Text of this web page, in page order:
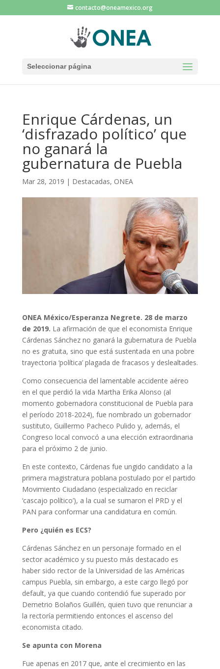
contacto@oneamexico.org
Seleccionar página
Enrique Cárdenas, un
‘disfrazado político’ que
no ganará la
gubernatura de Puebla
Mar 28, 2019 | Destacadas, ONEA
ONEA México/Esperanza Negrete. 28de marzo
de 2019. La afirmación de que el economista Enrique
Cárdenas Sánchez no ganará la gubernatura de Puebla
no es gratuita, sino que está sustentada en una pobre
trayectoria ‘política’ plagada de fracasos y deslealtades.
Como consecuencia del lamentable accidente aéreo
en el que perdió la vida Martha Erika Alonso (al
momento gobernadora constitucional de Puebla para
el período 2018-2024), fue nombrado un gobernador
sustituto, Guillermo Pacheco Pulido y, además, el
Congreso local convocó a una elección extraordinaria
para el próximo 2 de junio.
En este contexto, Cárdenas fue ungido candidato a la
primera magistratura poblana postulado por el partido
Movimiento Ciudadano (especializado en reciclar
‘cascajo político’), a la cual se sumaron el PRD y el
PAN para conformar una candidatura en común.
Pero ¿quién es ECS?
Cárdenas Sánchez en un personaje formado en el
sector académico y su puesto más destacado es
haber sido rector de la Universidad de las Américas
campus Puebla, sin embargo, a este cargo llegó por
default, ya que cuando contendió fue superado por
Demetrio Bolaños Guillén, quien tuvo que renunciar a
la rectoría permitiendo entonces el ascenso del
economista citado.
Se apunta con Morena
Fue apenas en 2017 que, ante el crecimiento en las